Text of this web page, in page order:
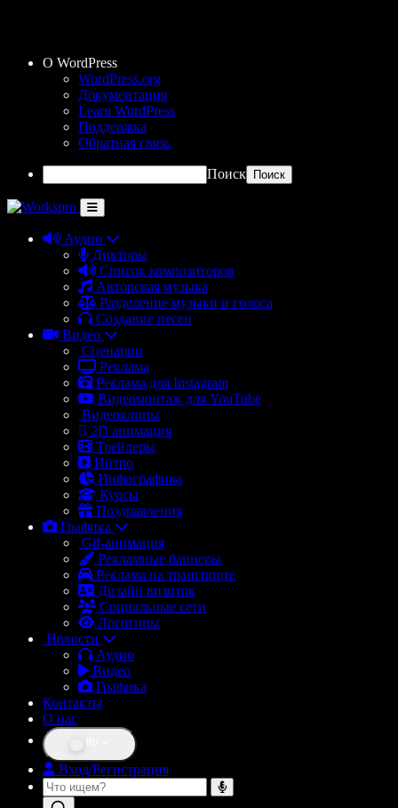
О WordPress
WordPress.org
Документация
Learn WordPress
Поддержка
Обратная связь
Поиск
Аудио
Дикторы
Список композиторов
Авторская музыка
Разделение музыки и голоса
Создание песен
Видео
Сценарии
Реклама
Реклама для Instagram
Видеомонтаж для YouTube
Видеоклипы
2D анимация
Трейлеры
Интро
Инфографика
Курсы
Поздравления
Графика
Gif-анимация
Рекламные баннеры
Реклама на транспорте
Дизайн визиток
Социальные сети
Логотипы
Новости
Аудио
Видео
Графика
Контакты
О нас
Вход/Регистрация